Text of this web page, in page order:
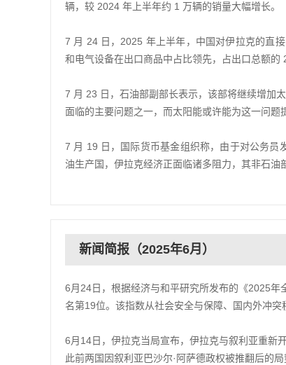
辆，较 2024 年上半年约 1 万辆的销量大幅增长。
7 月 24 日，2025 年上半年，中国对伊拉克的直
和电气设备在出口商品中占比领先，占出口总额的
7 月 23 日，石油部副部长表示，该部将继续增加
面临的主要问题之一，而太阳能或许能为这一问题
7 月 19 日，国际货币基金组织称，由于对公务员
油生产国，伊拉克经济正面临诸多阻力，其非石
新闻简报（2025年6月）
6月24日，根据经济与和平研究所发布的《2025
名第19位。该指数从社会安全与保障、国内外冲
6月14日，伊拉克当局宣布，伊拉克与叙利亚重新
此前两国因叙利亚巴沙尔·阿萨德政权被推翻后的局